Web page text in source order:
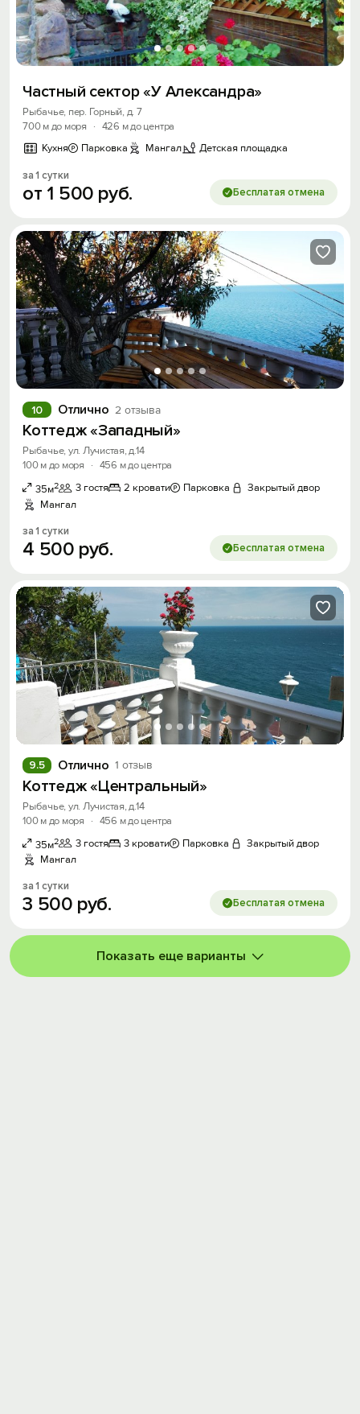
Частный сектор «У Александра»
Рыбачье, пер. Горный, д. 7
700 м до моря
· 426 м до центра
Кухня
Парковка Мангал Детская площадка
за 1 сутки
от 1 500 руб. Бесплатая отмена
Отлично 2 отзыва
10
Коттедж «Западный»
Рыбачье, ул. Лучистая, д.14
100 м до моря
· 456 м до центра
35м2 3 гостя 2 кровати Парковка
Закрытый двор
Мангал
за 1 сутки
4 500 руб. Бесплатая отмена
Отлично 1 отзыв
9.5
Коттедж «Центральный»
Рыбачье, ул. Лучистая, д.14
100 м до моря
· 456 м до центра
35м2 3 гостя 3 кровати Парковка
Закрытый двор
Мангал
за 1 сутки
3 500 руб. Бесплатая отмена
Показать еще варианты